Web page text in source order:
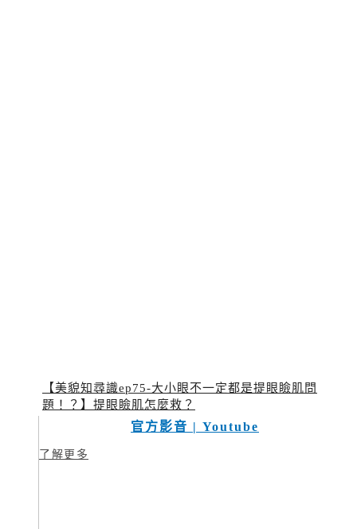
【美貌知尋識ep75-大小眼不一定都是提眼瞼肌問
題！？】提眼瞼肌怎麼救？
官方影音 | Youtube
了解更多